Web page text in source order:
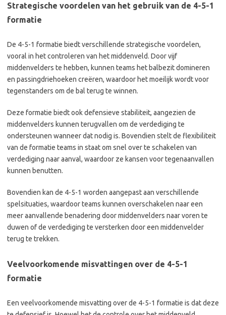
Strategische voordelen van het gebruik van de 4-5-1
formatie
De 4-5-1 formatie biedt verschillende strategische voordelen,
vooral in het controleren van het middenveld. Door vijf
middenvelders te hebben, kunnen teams het balbezit domineren
en passingdriehoeken creëren, waardoor het moeilijk wordt voor
tegenstanders om de bal terug te winnen.
Deze formatie biedt ook defensieve stabiliteit, aangezien de
middenvelders kunnen terugvallen om de verdediging te
ondersteunen wanneer dat nodig is. Bovendien stelt de flexibiliteit
van de formatie teams in staat om snel over te schakelen van
verdediging naar aanval, waardoor ze kansen voor tegenaanvallen
kunnen benutten.
Bovendien kan de 4-5-1 worden aangepast aan verschillende
spelsituaties, waardoor teams kunnen overschakelen naar een
meer aanvallende benadering door middenvelders naar voren te
duwen of de verdediging te versterken door een middenvelder
terug te trekken.
Veelvoorkomende misvattingen over de 4-5-1
formatie
Een veelvoorkomende misvatting over de 4-5-1 formatie is dat deze